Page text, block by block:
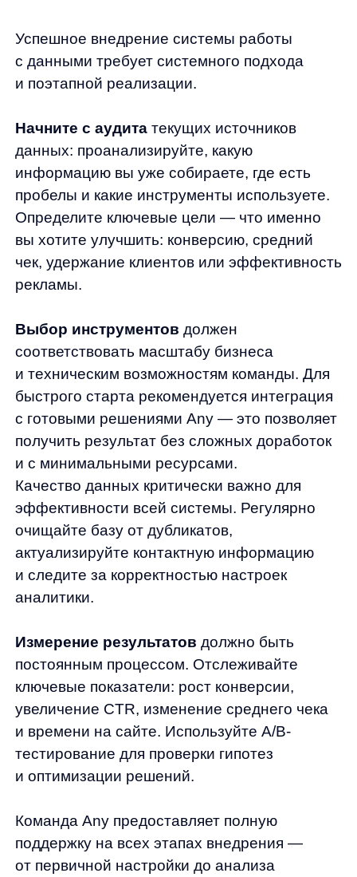
интернет-магазина
и даю
на обработки моих персональных данных
Согласен на получение
Продукты
anyQuery
anyReviews
anyImages
Материалы
Блог
Документация
по интеграции
Сведения
об IT-деятельности
Контакты
any-hello@tbank.ru
support@diginetica.com
+7 (985) 674-48-98
Вакансии
Документы
Лицензионный договор-оферта
Согласие на обработку персональных данных
Рекомендательные алгоритмы
Деятельность в области ИТ
Согласие на получение рекламных и информационных
Функциональные характеристики программного обеспечения
ПО распространяется в виде интернет-сервиса, специальные действия по